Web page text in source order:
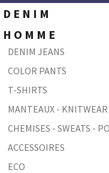
DENIM
HOMME
LC104 - SKINNY FIT
LC108 - TAPERED FIT
LC110 - SLIM FIT
LC112 - STRAIGHT FIT
LC134 - BOOTCUT FIT
FEMME
HOMME
DENIM JEANS
COLOR PANTS
T-SHIRTS
MANTEAUX - KNITWEAR
CHEMISES - SWEATS -
ACCESSOIRES
ECO